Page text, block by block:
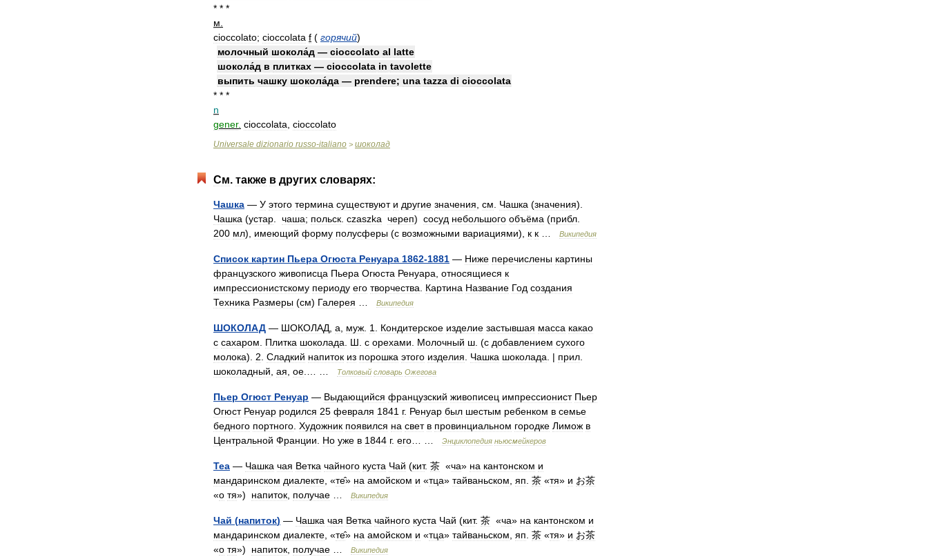
* * *
м
cioccolato; cioccolata f ( горячий)
молочный шокола́д — cioccolato al latte
шокола́д в плитках — cioccolata in tavolette
выпить чашку шокола́да — prendere; una tazza di cioccolata
* * *
n
gener. cioccolata cioccolato
Universale dizionario russo-italiano > шоколад
См. также в других словарях:
Чашка — У этого термина существуют и другие значения см Чашка (значения).
Чашка (устар чаша; польск czaszka череп) сосуд небольшого объёма (прибл
200 мл), имеющий форму полусферы (с возможными вариациями), к к Википедия
Список картин Пьера Огюста Ренуара 1862-1881 — Ниже перечислены картины
французского живописца Пьера Огюста Ренуара относящиеся к
импрессионистскому периоду его творчества Картина Название Год создания
Техника Размеры (см) Галерея Википедия
ШОКОЛАД — ШОКОЛАД а муж 1 Кондитерское изделие застывшая масса какао
с сахаром Плитка шоколада Ш с орехами Молочный ш . (с добавлением сухого
молока). 2 Сладкий напиток из порошка этого изделия Чашка шоколада . | прил
шоколадный ая ое Толковый словарь Ожегова
Пьер Огюст Ренуар — Выдающийся французский живописец импрессионист Пьер
Огюст Ренуар родился 25 февраля 1841 г. Ренуар был шестым ребенком в семье
бедного портного Художник появился на свет в провинциальном городке Лимож в
Центральной Франции Но уже в 1844 г. его Энциклопедия ньюсмейкеров
Tea — Чашка чая Ветка чайного куста Чай (кит. 茶 «ча» на кантонском и
мандаринском диалекте , «те̂» на амойском и «тца» тайваньском яп 茶 «тя» и お茶
«о тя») напиток получае Википедия
Чай (напиток) — Чашка чая Ветка чайного куста Чай (кит. 茶 «ча» на кантонском и
мандаринском диалекте , «те̂» на амойском и «тца» тайваньском яп 茶 «тя» и お茶
«о тя») напиток получае Википедия